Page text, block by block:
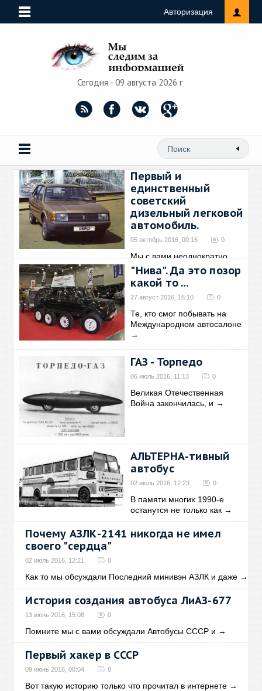
Авторизация
Сегодня - 09 августа 2026 г
Первый и
единственный
советский
дизельный легковой
автомобиль.
05 октябрь 2016, 00:16 0
Мы с вами неоднократно
обсуждали это завод и его→
"Нива". Да это позор
какой то ...
27 август 2016, 16:10 0
Те, кто смог побывать на
Международном автосалоне
→
ГАЗ - Торпедо
06 июль 2016, 11:13 0
Великая Отечественная
Война закончилась, и →
АЛЬТЕРНА-тивный
автобус
02 июль 2016, 12:23 0
В памяти многих 1990-е
останутся не только как →
Почему АЗЛК-2141 никогда не имел
своего "сердца"
02 июль 2016, 12:21 0
Как то мы обсуждали Последний минивэн АЗЛК и даже →
История создания автобуса ЛиАЗ-677
13 июнь 2016, 15:08 0
Помните мы с вами обсуждали Автобусы СССР и →
Первый хакер в СССР
09 июнь 2016, 00:04 0
Вот такую историю только что прочитал в интернете →